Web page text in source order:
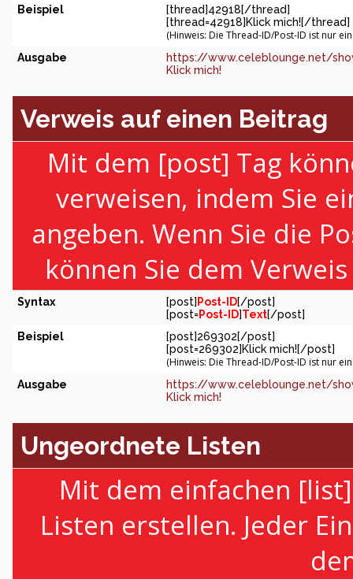
Beispiel
[thread]42918[/thread]
[thread=42918]Klick mich![/thread]
(Hinweis: Die Thread-ID/Post-ID ist nur
Ausgabe
https://www.celeblounge.net/
Klick mich!
Verweis auf einen Beitrag
Mit dem [post] Tag
verweisen, indem Sie
angeben. Wenn Sie die
können Sie dem
Syntax [post] Post-ID[/post]
[post=Post-ID]Text[/post]
Beispiel
[post]269302[/post]
[post=269302]Klick mich![/post]
(Hinweis: Die Thread-ID/Post-ID ist nur
Ausgabe
https://www.celeblounge.net/
Klick mich!
Ungeordnete Listen
Mit dem einfachen
Listen erstellen. Jeder